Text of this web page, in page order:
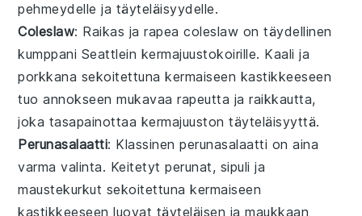
pehmeydelle ja täyteläisyydelle.
Coleslaw: Raikas ja rapeacoleslaw on täydellinen
kumppani Seattlein kermajuustokoirille. Kaali ja
porkkana sekoitettuna kermaiseen kastikkeeseen
tuo annokseen mukavaa rapeutta ja raikkautta,
joka tasapainottaa kermajuuston täyteläisyyttä.
Perunasalaatti: Klassinenperunasalaatti on aina
varma valinta. Keitetyt perunat, sipuli ja
maustekurkut sekoitettuna kermaiseen
kastikkeeseen luovat täyteläisen ja maukkaan